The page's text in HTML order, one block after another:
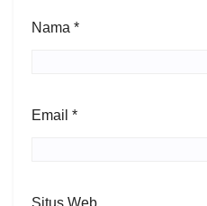
Nama *
Email *
Situs Web